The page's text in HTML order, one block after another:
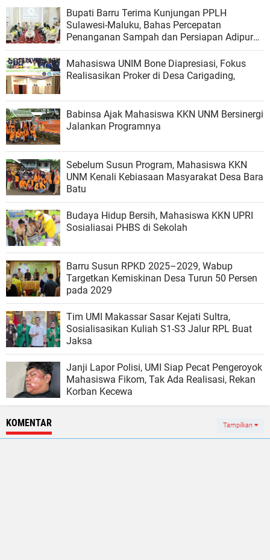
Bupati Barru Terima Kunjungan PPLH
Sulawesi-Maluku, Bahas Percepatan
Penanganan Sampah dan Persiapan Adipura
2026
Mahasiswa UNIM Bone Diapresiasi, Fokus
Realisasikan Proker di Desa Carigading,
Babinsa Ajak Mahasiswa KKN UNM Bersinergi
Jalankan Programnya
Sebelum Susun Program, Mahasiswa KKN
UNM Kenali Kebiasaan Masyarakat Desa Bara
Batu
Budaya Hidup Bersih, Mahasiswa KKN UPRI
Sosialiasai PHBS di Sekolah
Barru Susun RPKD 2025–2029, Wabup
Targetkan Kemiskinan Desa Turun 50 Persen
pada 2029
Tim UMI Makassar Sasar Kejati Sultra,
Sosialisasikan Kuliah S1-S3 Jalur RPL Buat
Jaksa
Janji Lapor Polisi, UMI Siap Pecat Pengeroyok
Mahasiswa Fikom, Tak Ada Realisasi, Rekan
Korban Kecewa
KOMENTAR Tampilkan